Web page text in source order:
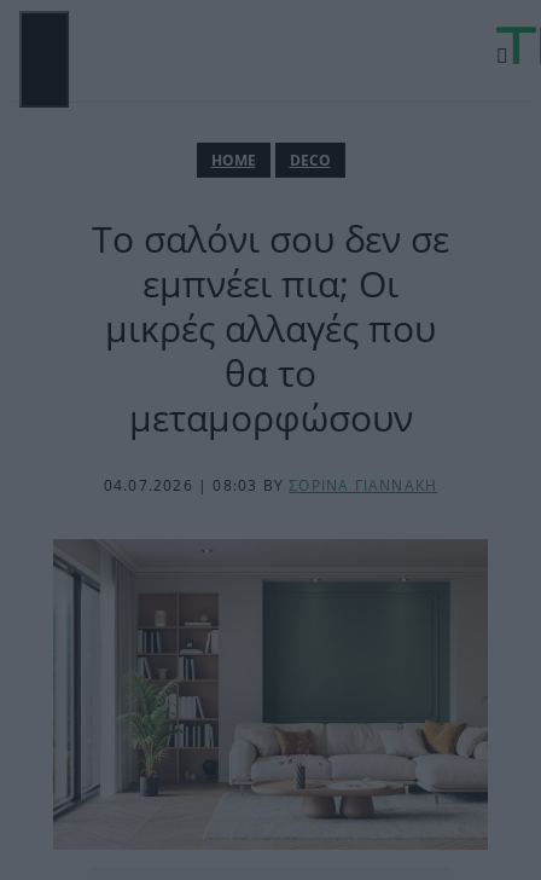
Μετάβαση
ΗΟΜΕ DECO
Το σαλόνι σου δεν σε
εμπνέει πια; Οι
μικρές αλλαγές που
θα το
μεταμορφώσουν
04.07.2026 | 08:03 BYΣΟΡΙΝΑ ΓΙΑΝΝΑΚΗ